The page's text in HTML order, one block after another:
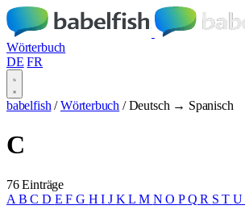
Wörterbuch
DE FR
babelfish / Wörterbuch / Deutsch → Spanisch
C
76 Einträge
A BC D EF G HI J KL M NO PQR STU